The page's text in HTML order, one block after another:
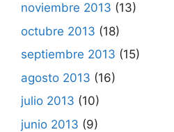
noviembre 2013 (13)
octubre 2013 (18)
septiembre 2013 (15)
agosto 2013 (16)
julio 2013 (10)
junio 2013 (9)